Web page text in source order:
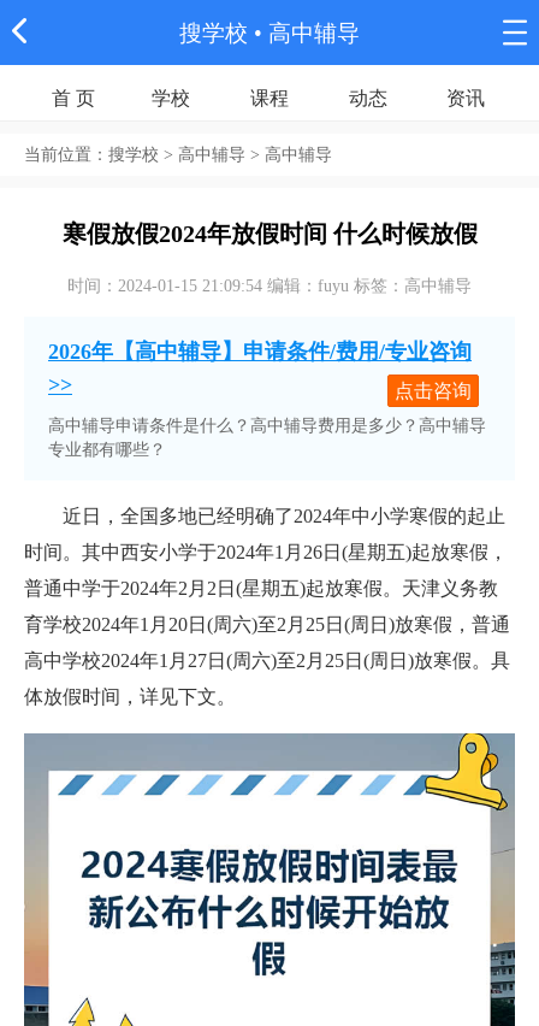
搜学校 • 高中辅导
首 页 学校 课程 动态 资讯
当前位置： 搜学校 > 高中辅导 > 高中辅导
寒假放假2024年放假时间 什么时候放假
时间：2024-01-15 21:09:54 编辑：fuyu 标签：高中辅导
2026年【高中辅导】申请条件/费用/专业咨询
>>
高中辅导申请条件是什么？高中辅导费用是多少？高中辅导
专业都有哪些？
点击咨询
近日，全国多地已经明确了2024年中小学寒假的起止
时间。其中西安小学于2024年1月26日(星期五)起放寒假，
普通中学于2024年2月2日(星期五)起放寒假。天津义务教
育学校2024年1月20日(周六)至2月25日(周日)放寒假，普通
高中学校2024年1月27日(周六)至2月25日(周日)放寒假。具
体放假时间，详见下文。